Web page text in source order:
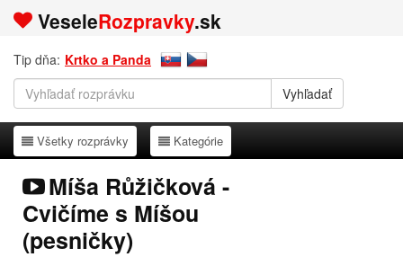
VeseleRozpravky.sk
Tip dňa: Krtko a Panda
Všetky rozprávky
Všetky rozprávky Kategórie
Kategórie
Míša Růžičková -
Cvičíme s Míšou
(pesničky)